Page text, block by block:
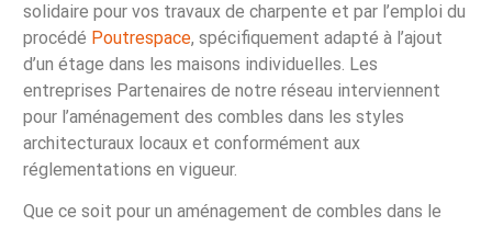
solidaire pour vos travaux de charpente et par l’emploi du
procédé Poutrespace, spécifiquement adapté à l’ajout
d’un étage dans les maisons individuelles. Les
entreprises Partenaires de notre réseau interviennent
pour l’aménagement des combles dans les styles
architecturaux locaux et conformément aux
réglementations en vigueur.
Que ce soit pour un aménagement de combles dans le